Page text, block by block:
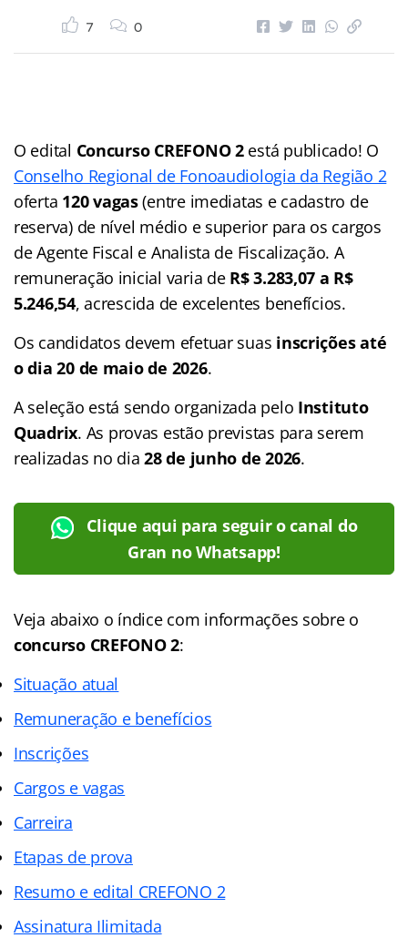
7 0
O edital Concurso CREFONO 2está publicado! O
Conselho Regional de Fonoaudiologia da Região 2
oferta 120 vagas(entre imediatas e cadastro de
reserva) de nível médio e superior para os cargos
de Agente Fiscal e Analista de Fiscalização. A
remuneração inicial varia de R$ 3.283,07 a R$
5.246,54, acrescida de excelentes benefícios.
Os candidatos devem efetuar suas inscrições até
o dia 20 de maio de 2026.
A seleção está sendo organizada pelo Instituto
Quadrix. As provas estão previstas para serem
realizadas no dia28 de junho de 2026.
Clique aqui para seguir o canal do
Gran no Whatsapp!
Veja abaixo o índicecom informações sobre o
concurso CREFONO 2:
Situação atual
Remuneração e benefícios
Inscrições
Cargos e vagas
Carreira
Etapas de prova
Resumo e edital CREFONO 2
Assinatura Ilimitada